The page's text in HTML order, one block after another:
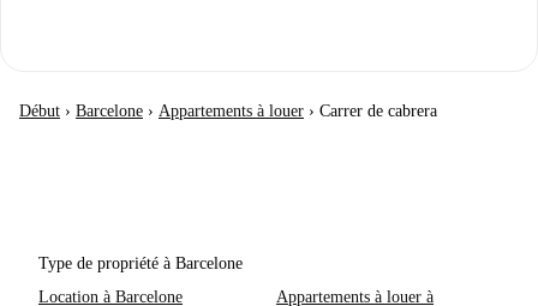
Début › Barcelone › Appartements à louer › Carrer de cabrera
Type de propriété à Barcelone
Location à Barcelone
Appartements à louer à